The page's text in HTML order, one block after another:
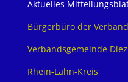
Aktuelles
Bürgerbüro der
Verbandsgemeinde Diez
Rhein-Lahn-Kreis